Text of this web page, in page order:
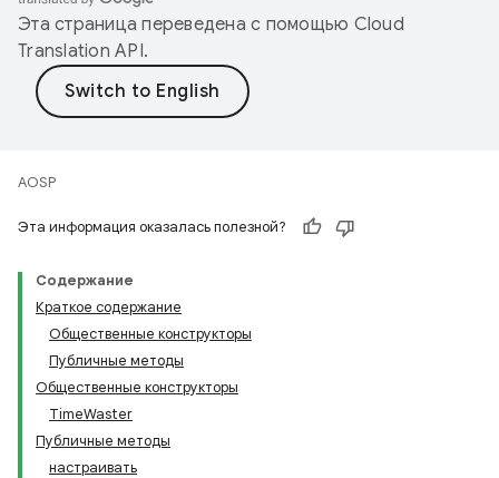
Эта страница переведена с помощью Cloud
Translation API.
AOSP
Эта информация оказалась полезной?
Содержание
Краткое содержание
Общественные конструкторы
Публичные методы
Общественные конструкторы
TimeWaster
Публичные методы
настраивать